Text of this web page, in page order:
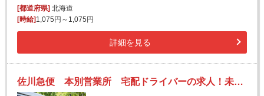
[都道府県] 北海道
[時給] 1,075円～1,075円
詳細を見る
佐川急便 本別営業所 宅配ドライバーの求人！未経験歓迎！先輩たちがサポートします♪